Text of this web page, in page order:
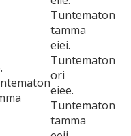
Tuntematon
tamma
eiei.
Tuntematon
ori
eiee.
Tuntematon
tamma